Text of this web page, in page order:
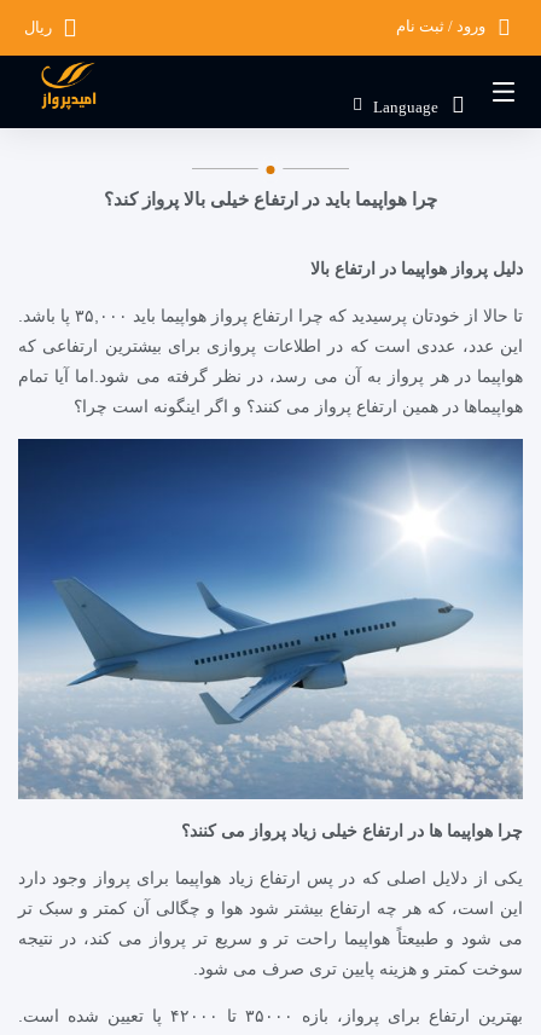
ریال ورود / ثبت نام
Language
چرا هواپیما باید در ارتفاع خیلی بالا پرواز کند؟
دلیل پرواز هواپیما در ارتفاع بالا
تا حالا از خودتان پرسیدید که چرا ارتفاع پرواز هواپیما باید ۳۵,۰۰۰ پا باشد.
این عدد، عددی است که در اطلاعات پروازی برای بیشترین ارتفاعی که
هواپیما در هر پرواز به آن می رسد، در نظر گرفته می شود.اما آیا تمام
هواپیماها در همین ارتفاع پرواز می کنند؟ و اگر اینگونه است چرا؟
چرا هواپیما ها در ارتفاع خیلی زیاد پرواز می کنند؟
یکی از دلایل اصلی که در پس ارتفاع زیاد هواپیما برای پرواز وجود دارد
این است، که هر چه ارتفاع بیشتر شود هوا و چگالی آن کمتر و سبک تر
می شود و طبیعتاً هواپیما راحت تر و سریع تر پرواز می کند، در نتیجه
سوخت کمتر و هزینه پایین تری صرف می شود.
بهترین ارتفاع برای پرواز، بازه ۳۵۰۰۰ تا ۴۲۰۰۰ پا تعیین شده است.